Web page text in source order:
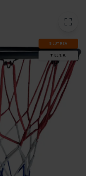
SLUT­REA
TILL 9.8.